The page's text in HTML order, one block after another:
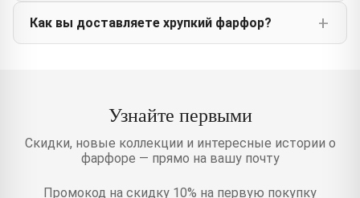
Как вы доставляете хрупкий фарфор?
Узнайте первыми
Скидки, новые коллекции и интересные истории о
фарфоре — прямо на вашу почту
Промокод на скидку 10% на первую покупку